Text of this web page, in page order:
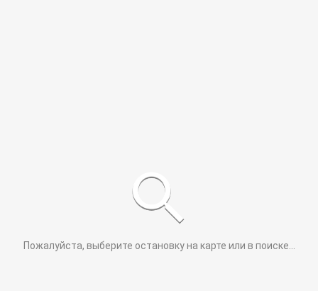
Пожалуйста, выберите остановку на карте или в поиске